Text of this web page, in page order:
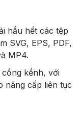
hầu hết các tệp
SVG, EPS, PDF,
MP4.
cồng kềnh, với
nâng cấp liên tục